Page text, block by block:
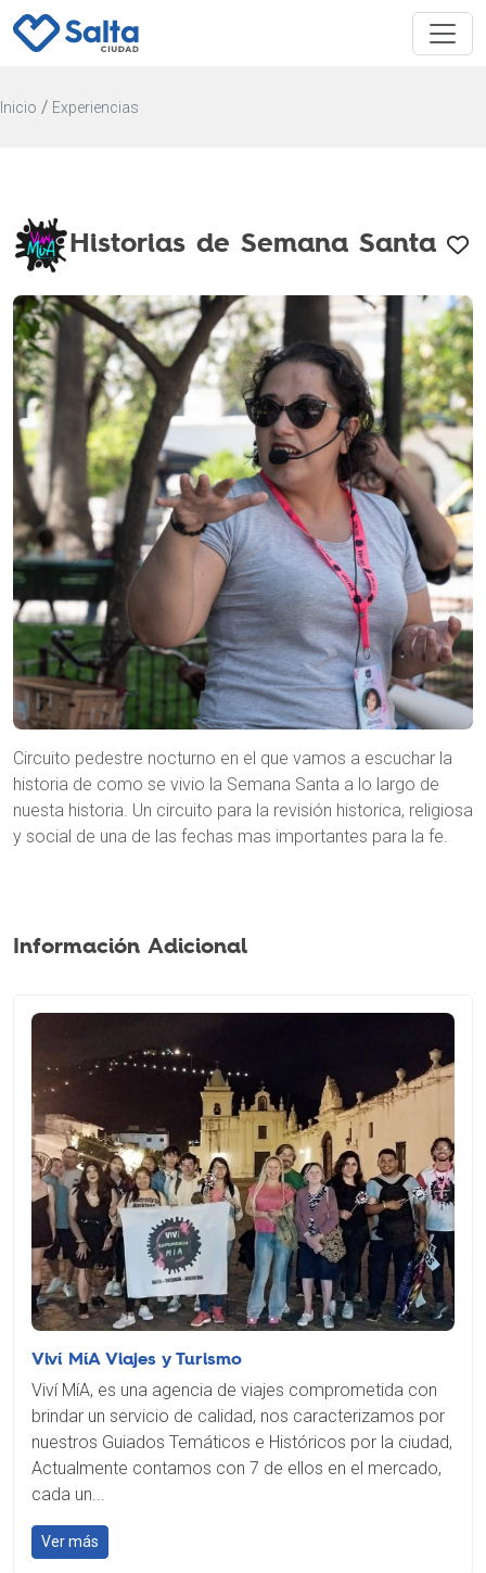
Inicio / Experiencias
Historias de Semana Santa
Circuito pedestre nocturno en el que vamos a escuchar la
historia de como se vivio la Semana Santa a lo largo de
nuesta historia. Un circuito para la revisión historica, religiosa
y social de una de las fechas mas importantes para la fe.
Información Adicional
Viví MíA Viajes y Turismo
Viví MíA, es una agencia de viajes comprometida con
brindar un servicio de calidad, nos caracterizamos por
nuestros Guiados Temáticos e Históricos por la ciudad,
Actualmente contamos con 7 de ellos en el mercado,
cada un...
Ver más